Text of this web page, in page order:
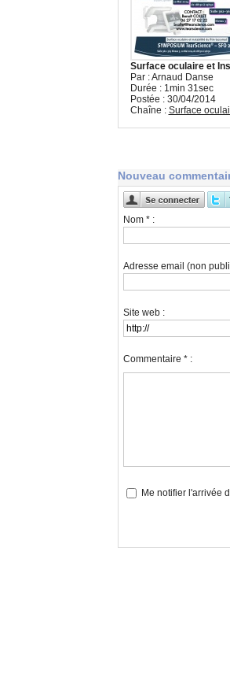
Surface oculaire et
Par : Arnaud Danse
Durée : 1min 31sec
Postée : 30/04/2014
Chaîne : Surface
Nouveau
Nom * :
Adresse email (non
Site web :
Commentaire * :
Me notifier l'arrivée